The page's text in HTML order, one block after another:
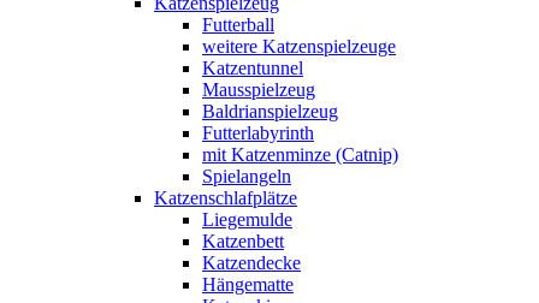
Futterball
weitere Katzenspielzeuge
Katzentunnel
Mausspielzeug
Baldrianspielzeug
Futterlabyrinth
mit Katzenminze (Catnip)
Spielangeln
Katzenschlafplätze
Liegemulde
Katzenbett
Katzendecke
Hängematte